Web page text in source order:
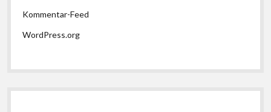
Kommentar-Feed
WordPress.org